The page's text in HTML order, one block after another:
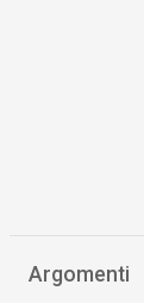
Argomenti